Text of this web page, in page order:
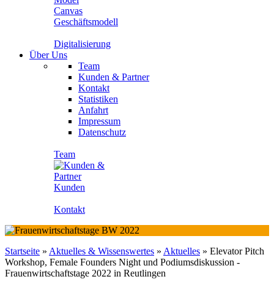
Geschäftsmodell
Digitalisierung
Über Uns
Team
Kunden & Partner
Kontakt
Statistiken
Anfahrt
Impressum
Datenschutz
Team
Kunden
Kontakt
Startseite » Aktuelles & Wissenswertes » Aktuelles » Elevator Pitch
Workshop, Female Founders Night und Podiumsdiskussion -
Frauenwirtschaftstage 2022 in Reutlingen